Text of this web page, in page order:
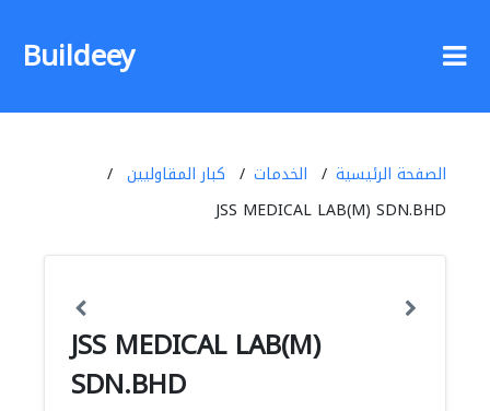
Buildeey
الصفحة الرئيسية الخدمات
كبار المقاوليين
JSS MEDICAL LAB(M) SDN.BHD
JSS MEDICAL LAB(M)
SDN.BHD